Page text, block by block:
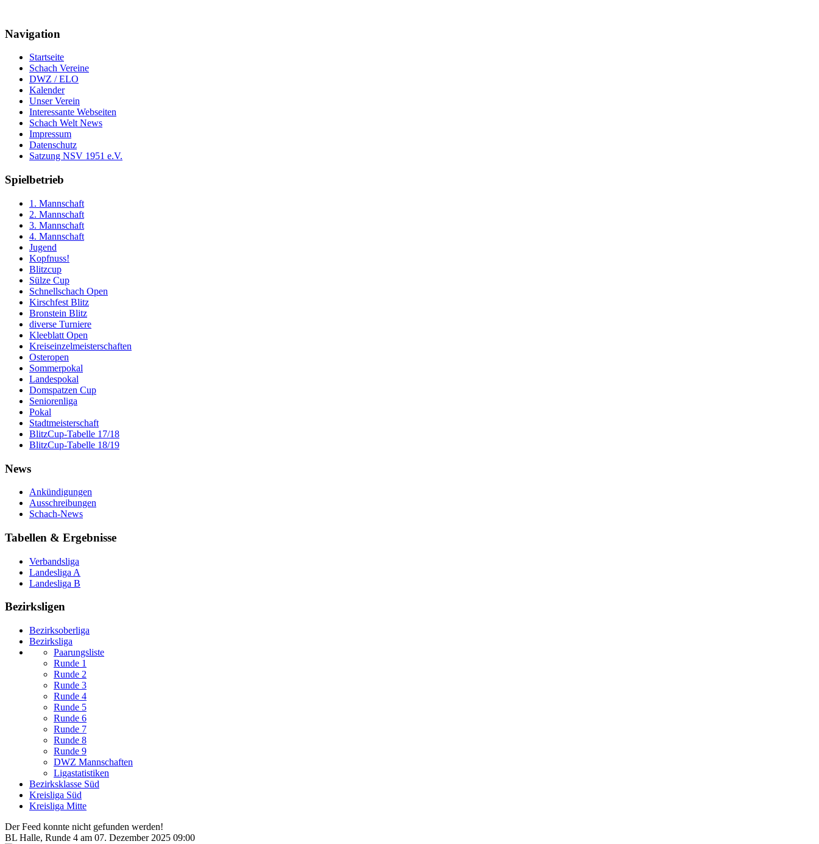
Navigation
Startseite
Schach Vereine
DWZ / ELO
Kalender
Unser Verein
Interessante Webseiten
Schach Welt News
Impressum
Datenschutz
Satzung NSV 1951 e.V.
Spielbetrieb
1. Mannschaft
2. Mannschaft
3. Mannschaft
4. Mannschaft
Jugend
Kopfnuss!
Blitzcup
Sülze Cup
Schnellschach Open
Kirschfest Blitz
Bronstein Blitz
diverse Turniere
Kleeblatt Open
Kreiseinzelmeisterschaften
Osteropen
Sommerpokal
Landespokal
Domspatzen Cup
Seniorenliga
Pokal
Stadtmeisterschaft
BlitzCup-Tabelle 17/18
BlitzCup-Tabelle 18/19
News
Ankündigungen
Ausschreibungen
Schach-News
Tabellen & Ergebnisse
Verbandsliga
Landesliga A
Landesliga B
Bezirksligen
Bezirksoberliga
Bezirksliga
Paarungsliste
Runde 1
Runde 2
Runde 3
Runde 4
Runde 5
Runde 6
Runde 7
Runde 8
Runde 9
DWZ Mannschaften
Ligastatistiken
Bezirksklasse Süd
Kreisliga Süd
Kreisliga Mitte
Der Feed konnte nicht gefunden werden!
BL Halle, Runde 4 am 07. Dezember 2025 09:00